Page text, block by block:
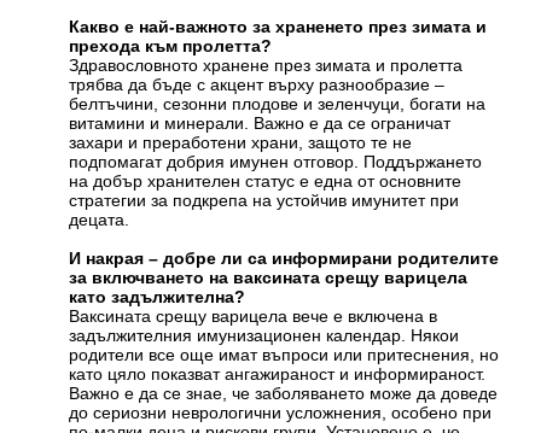
Какво е най-важното за храненето през зимата и
прехода към пролетта?
Здравословното хранене през зимата и пролетта
трябва да бъде с акцент върху разнообразие –
белтъчини, сезонни плодове и зеленчуци, богати на
витамини и минерали. Важно е да се ограничат
захари и преработени храни, защото те не
подпомагат добрия имунен отговор. Поддържането
на добър хранителен статус е една от основните
стратегии за подкрепа на устойчив имунитет при
децата.
И накрая – добре ли са информирани родителите
за включването на ваксината срещу варицела
като задължителна?
Ваксината срещу варицела вече е включена в
задължителния имунизационен календар. Някои
родители все още имат въпроси или притеснения, но
като цяло показват ангажираност и информираност.
Важно е да се знае, че заболяването може да доведе
до сериозни неврологични усложнения, особено при